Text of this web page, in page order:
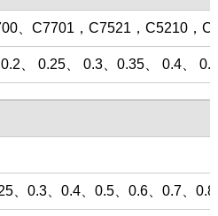
、C7701，C7521，C5210，
、 0.25、 0.3、0.35、 0.4、
、0.3、0.4、0.5、0.6、0.7、